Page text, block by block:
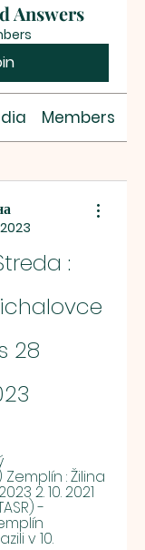
Answers
Members
:
28
: Žilina
2. 10. 2021
-
v 10.